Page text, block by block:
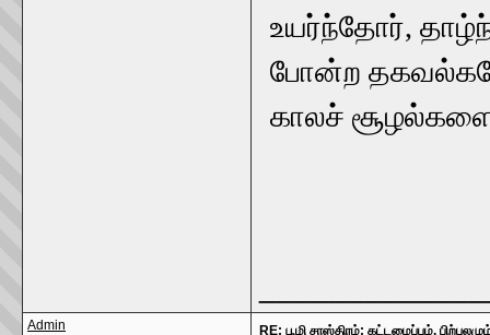
உயர்ந்தோர்,
போன்ற
காலச்
Admin RE: பூமி சாஸ்திரம்: கட்டமைப்பும்,